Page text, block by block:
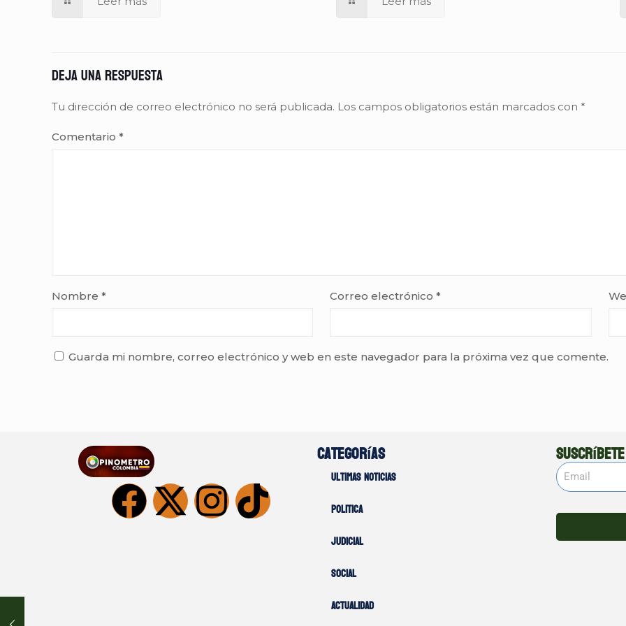
Deja una respuesta
Tu dirección de correo electrónico no será publicada. Los campos obligatorios están marcados con *
Comentario *
Nombre * Correo electrónico*
Guarda mi nombre, correo electrónico y web en este navegador para la próxima vez que comente.
Categorías
Ultimas noticias
Politica
Judicial
Social
Actualidad